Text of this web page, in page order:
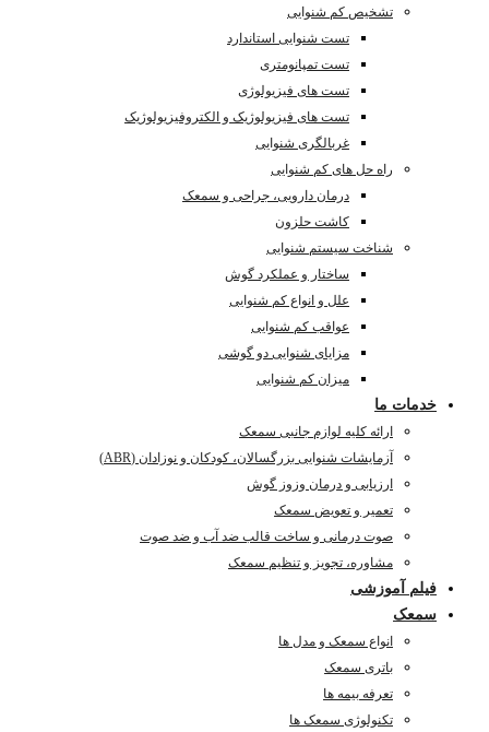
تشخیص کم شنوایی
تست شنوایی استاندارد
تست تمپانومتری
تست های فیزیولوژی
تست های فیزیولوژیک و الکتروفیزیولوژیک
غربالگری شنوایی
راه حل های کم شنوایی
درمان دارویی، جراحی و سمعک
کاشت حلزون
شناخت سیستم شنوایی
ساختار و عملکرد گوش
علل و انواع کم شنوایی
عواقب کم شنوایی
مزایای شنوایی دو گوشی
میزان کم شنوایی
خدمات ما
ارائه کلیه لوازم جانبی سمعک
آزمایشات شنوایی بزرگسالان، کودکان و نوزادان (ABR)
ارزیابی و درمان وزوز گوش
تعمیر و تعویض سمعک
صوت درمانی و ساخت قالب ضد آب و ضد صوت
مشاوره، تجویز و تنظیم سمعک
فیلم آموزشی
سمعک
انواع سمعک و مدل ها
باتری سمعک
تعرفه بیمه ها
تکنولوژی سمعک ها